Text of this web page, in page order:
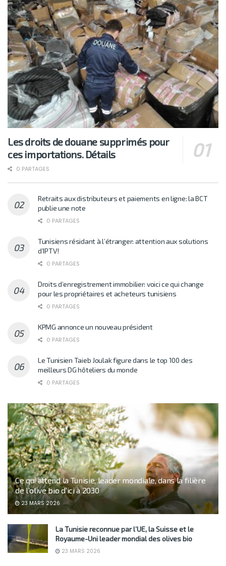
Les droits de douane supprimés pour
ces importations. Détails
0 PARTAGES
Retraits aux distributeurs et paiements en ligne: la BCT
publie une note
0 PARTAGES
Tunisiens résidant à l’étranger: attention aux solutions
d’IPTV!
0 PARTAGES
Droits d’enregistrement immobilier: voici ce qui change
pour les propriétaires et acheteurs tunisiens
0 PARTAGES
KPMG annonce un nouveau président
0 PARTAGES
Le Tunisien Taieb Joulak figure dans le top 100 des
meilleurs DG hôteliers du monde
0 PARTAGES
Ce qui attend la Tunisie, leader mondiale, dans la filière
de l’olive bio d’ici à 2030
23 MARS 2026
La Tunisie reconnue par l’UE, la Suisse et le
Royaume-Uni leader mondial des olives bio
23 MARS 2026